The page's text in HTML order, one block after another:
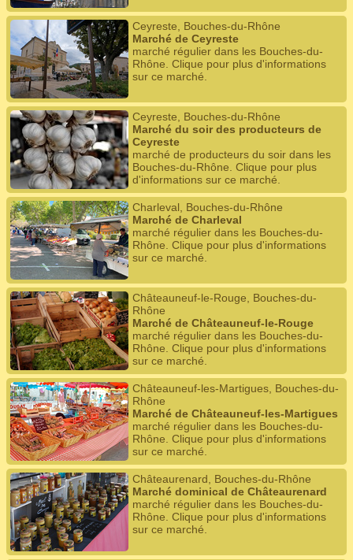
Ceyreste, Bouches-du-Rhône
Marché de Ceyreste
marché régulier dans les Bouches-du-
Rhône. Clique pour plus d'informations
sur ce marché.
Ceyreste, Bouches-du-Rhône
Marché du soir des producteurs de
Ceyreste
marché de producteurs du soir dans les
Bouches-du-Rhône. Clique pour plus
d'informations sur ce marché.
Charleval, Bouches-du-Rhône
Marché de Charleval
marché régulier dans les Bouches-du-
Rhône. Clique pour plus d'informations
sur ce marché.
Châteauneuf-le-Rouge, Bouches-du-
Rhône
Marché de Châteauneuf-le-Rouge
marché régulier dans les Bouches-du-
Rhône. Clique pour plus d'informations
sur ce marché.
Châteauneuf-les-Martigues, Bouches-du-
Rhône
Marché de Châteauneuf-les-Martigues
marché régulier dans les Bouches-du-
Rhône. Clique pour plus d'informations
sur ce marché.
Châteaurenard, Bouches-du-Rhône
Marché dominical de Châteaurenard
marché régulier dans les Bouches-du-
Rhône. Clique pour plus d'informations
sur ce marché.